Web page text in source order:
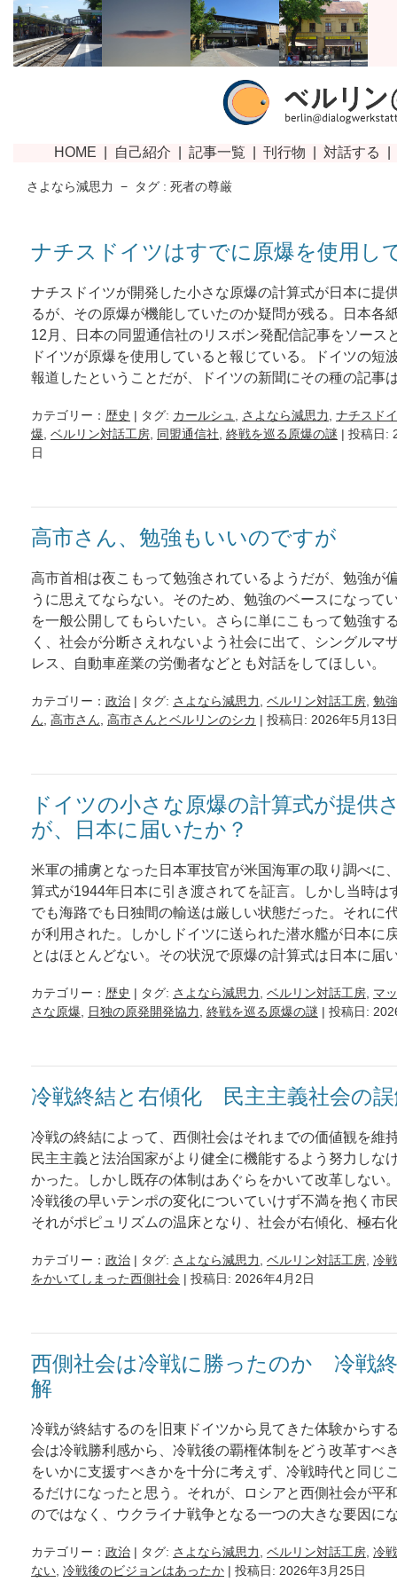
さよなら減思力 − タグ : 死者の尊厳
ナチスドイツはすでに原爆を使用し
ナチスドイツが開発した小さな原爆の計算式が日本に提
るが、その原爆が機能していたのか疑問が残る。日本各
12月、日本の同盟通信社のリスボン発配信記事をソース
ドイツが原爆を使用していると報じている。ドイツの短
報道したということだが、ドイツの新聞にその種の記事
カテゴリー： 歴史 | タグ: カールシュ さよなら減思力
ナチスド
爆 ベルリン対話工房 同盟通信社 終戦を巡る原爆の謎 | 投稿日:
日
高市さん、勉強もいいのですが
高市首相は夜こもって勉強されているようだが、勉強が
うに思えてならない。そのため、勉強のベースになって
を一般公開してもらいたい。さらに単にこもって勉強す
く、社会が分断さえれないよう社会に出て、シングルマ
レス、自動車産業の労働者などとも対話をしてほしい。
カテゴリー： 政治 | タグ: さよなら減思力 ベルリン対話工房 勉
ん 高市さん 高市さんとベルリンのシカ | 投稿日: 2026年5月13日
ドイツの小さな原爆の計算式が提供
が、日本に届いたか？
米軍の捕虜となった日本軍技官が米国海軍の取り調べに
算式が1944年日本に引き渡されてを証言。しかし当時は
でも海路でも日独間の輸送は厳しい状態だった。それに
が利用された。しかしドイツに送られた潜水艦が日本に
とはほとんどない。その状況で原爆の計算式は日本に届
カテゴリー： 歴史 | タグ: さよなら減思力 ベルリン対話工房 マ
さな原爆
日独の原発開発協力 終戦を巡る原爆の謎 | 投稿日:
冷戦終結と右傾化 民主主義社会の
冷戦の終結によって、西側社会はそれまでの価値観を維
民主主義と法治国家がより健全に機能するよう努力しな
かった。しかし既存の体制はあぐらをかいて改革しない
冷戦後の早いテンポの変化についていけず不満を抱く市
それがポピュリズムの温床となり、社会が右傾化、極右
カテゴリー： 政治 | タグ: さよなら減思力 ベルリン対話工房 冷
をかいてしまった西側社会 | 投稿日: 2026年4月2日
西側社会は冷戦に勝ったのか 冷戦
解
冷戦が終結するのを旧東ドイツから見てきた体験からす
会は冷戦勝利感から、冷戦後の覇権体制をどう改革すべ
をいかに支援すべきかを十分に考えず、冷戦時代と同じ
るだけになったと思う。それが、ロシアと西側社会が平
のではなく、ウクライナ戦争となる一つの大きな要因に
カテゴリー： 政治 | タグ: さよなら減思力 ベルリン対話工房 冷
ない 冷戦後のビジョンはあったか | 投稿日: 2026年3月25日